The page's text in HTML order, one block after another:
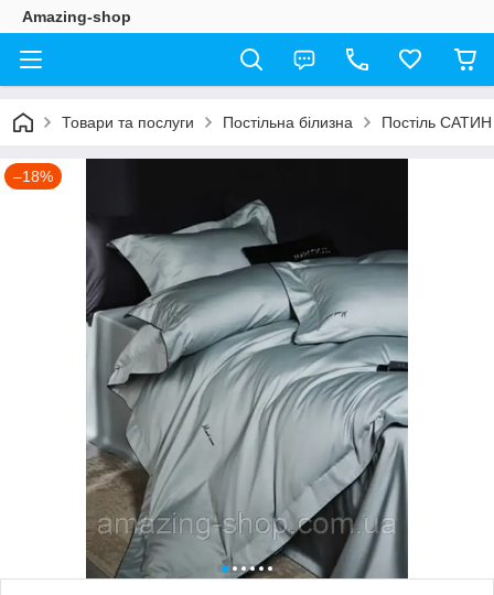
Amazing-shop
Товари та послуги Постільна білизна Постіль САТИН
–18%